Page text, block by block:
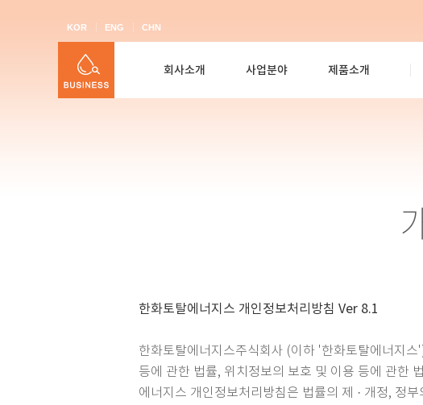
KOR ENG CHN
회사소개 사업분야 제품소개
한화토탈에너지스 개인정보처리방침 Ver 8.1
한화토탈에너지스주식회사 (이하 '한화토탈에너지
등에 관한 법률, 위치정보의 보호 및 이용 등에 관한
에너지스 개인정보처리방침은 법률의 제 · 개정, 정